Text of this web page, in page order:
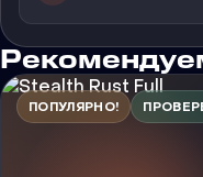
ПОПУЛЯРНО!